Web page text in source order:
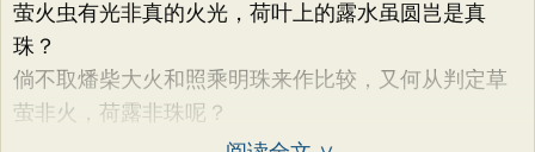
萤火虫有光非真的火光，荷叶上的露水虽圆岂是真
珠？
倘不取燔柴大火和照乘明珠来作比较，又何从判定草
萤非火，荷露非珠呢？